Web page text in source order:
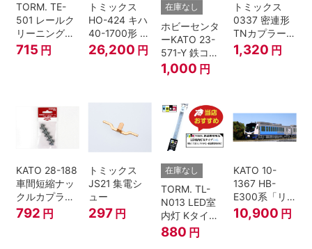
TORM. TE-
501 レールク
リーニングリ
キッド 100ml
715 円
トミックス
HO-424 キハ
40-1700形 タ
イフォン撤去
車 M HOゲー
26,200 円
在庫なし
ホビーセンタ
ーKATO 23-
571-Y 鉄コン
2021コンテナ
3個セット N
1,000 円
トミックス
0337 密連形
TNカプラー
(6個入・SPタ
イプ)
1,320 円
KATO 28-188
車間短縮ナッ
クルカプラー
灰 (ボギー貨
792 円
トミックス
JS21 集電シ
ュー
297 円
在庫なし
TORM. TL-
N013 LED室
内灯 Kタイ
プ・白色 1本
880 円
KATO 10-
1367 HB-
E300系「リ
ゾートしらか
み・青池編
10,900 円